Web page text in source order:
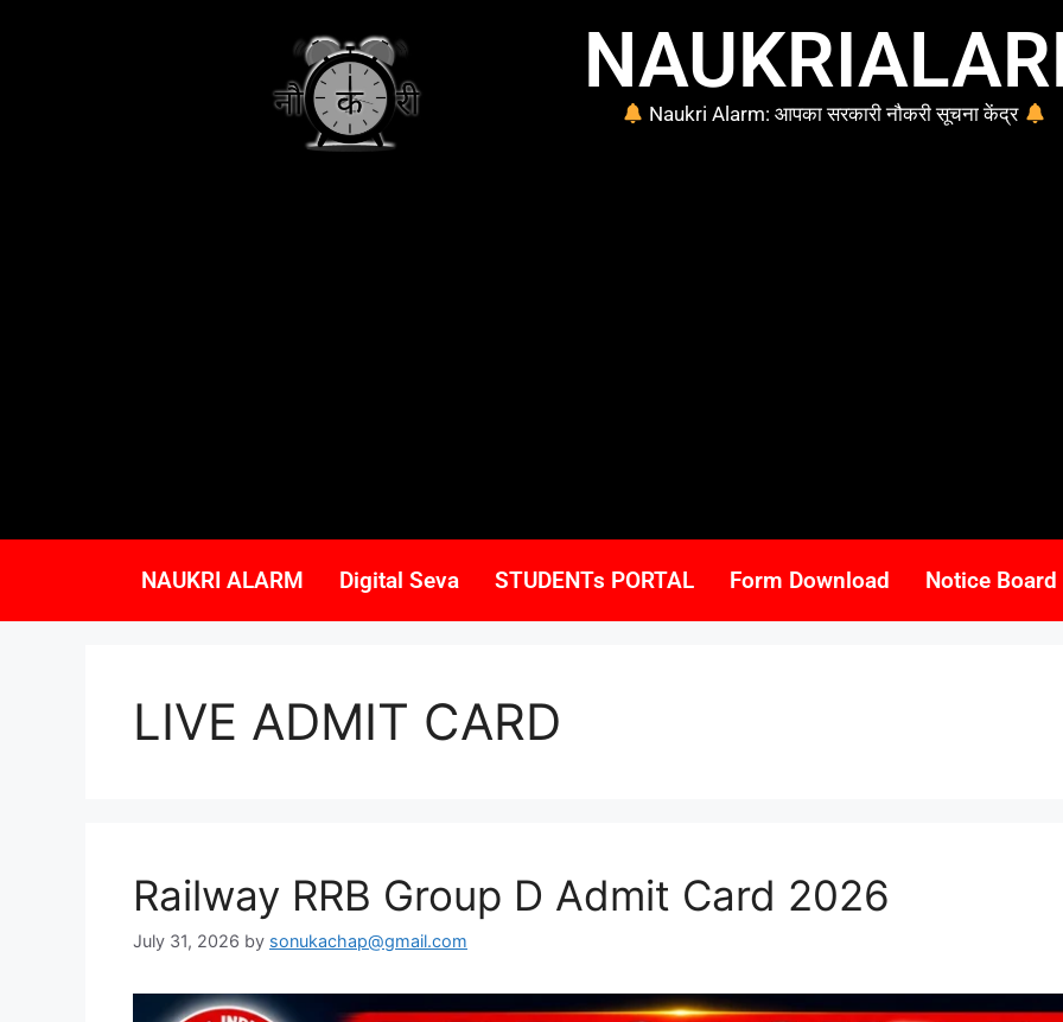
Naukri Alarm: आपका सरकारी नौकरी सूचना केंद्र
NAUKRI ALARM Digital Seva STUDENTs PORTAL Form Download Notice Board
LIVE ADMIT CARD
Railway RRB Group D Admit Card 2026
July 31, 2026 by sonukachap@gmail.com